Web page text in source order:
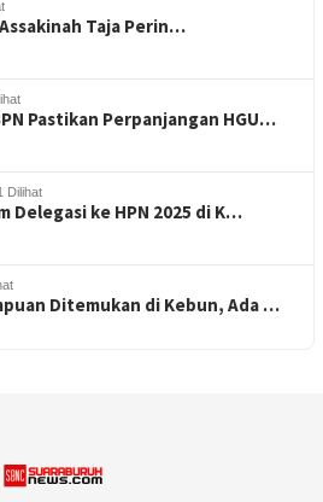
Taja Perin…
Pastikan Perpanjangan HGU…
Dilihat
Delegasi ke HPN 2025 di K…
Ditemukan di Kebun, Ada …